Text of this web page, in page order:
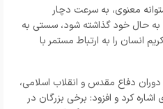
معنوی، به سرعت دچار
حال خود گذاشته شود، سستی به
انسان را به ارتباط مستمر با
دوران دفاع مقدس و انقلاب اسلامی،
کرد و افزود: برخی بزرگان در